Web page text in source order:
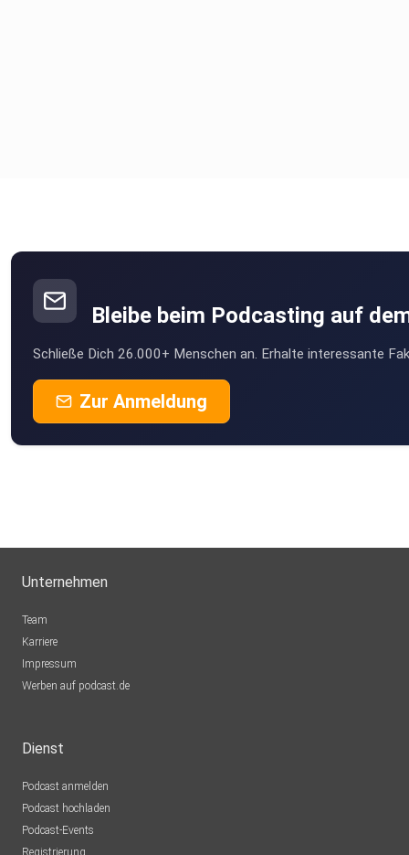
Bleibe beim Podcasting auf
Schließe Dich 26.000+ Menschen an. Erhalte interessante
Zur Anmeldung
Unternehmen
Team
Karriere
Impressum
Werben auf podcast.de
Dienst
Podcast anmelden
Podcast hochladen
Podcast-Events
Registrierung